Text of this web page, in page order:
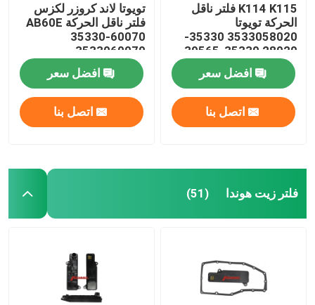
K114 K115 فلتر ناقل
الحركة تويوتا
3533058020 35330-
28020 35330-39565
35330-58020
افضل سعر
اتصل بنا
تويوتا لاند كروزر لكزس
فلتر ناقل الحركة AB60E
35330-60070
3533060070
افضل سعر
اتصل بنا
فلتر زيت هوندا (51)